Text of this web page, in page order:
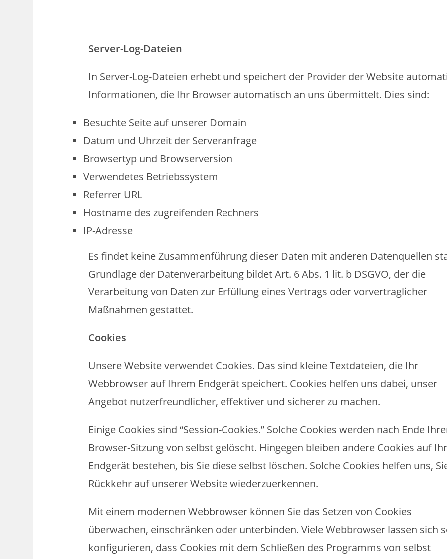
Server-Log-Dateien
In Server-Log-Dateien erhebt und speichert der Provider der Website
Informationen, die Ihr Browser automatisch an uns übermittelt. Dies sind:
Besuchte Seite auf unserer Domain
Datum und Uhrzeit der Serveranfrage
Browsertyp und Browserversion
Verwendetes Betriebssystem
Referrer URL
Hostname des zugreifenden Rechners
IP-Adresse
Es findet keine Zusammenführung dieser Daten mit anderen Datenquellen
Grundlage der Datenverarbeitung bildet Art. 6 Abs. 1 lit. b DSGVO, der die
Verarbeitung von Daten zur Erfüllung eines Vertrags oder vorvertraglicher
Maßnahmen gestattet.
Cookies
Unsere Website verwendet Cookies. Das sind kleine Textdateien, die Ihr
Webbrowser auf Ihrem Endgerät speichert. Cookies helfen uns dabei, unser
Angebot nutzerfreundlicher, effektiver und sicherer zu machen.
Einige Cookies sind “Session-Cookies.” Solche Cookies werden nach Ende
Browser-Sitzung von selbst gelöscht. Hingegen bleiben andere Cookies auf
Endgerät bestehen, bis Sie diese selbst löschen. Solche Cookies helfen uns,
Rückkehr auf unserer Website wiederzuerkennen.
Mit einem modernen Webbrowser können Sie das Setzen von Cookies
überwachen, einschränken oder unterbinden. Viele Webbrowser lassen sich
konfigurieren, dass Cookies mit dem Schließen des Programms von selbst